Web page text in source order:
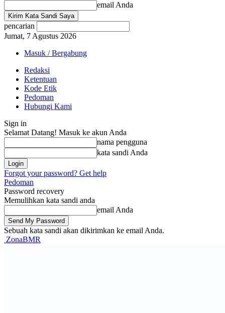
email Anda
pencarian
Jumat, 7 Agustus 2026
Masuk / Bergabung
Redaksi
Ketentuan
Kode Etik
Pedoman
Hubungi Kami
Sign in
Selamat Datang! Masuk ke akun Anda
nama pengguna
kata sandi Anda
Forgot your password? Get help
Pedoman
Password recovery
Memulihkan kata sandi anda
email Anda
Sebuah kata sandi akan dikirimkan ke email Anda.
ZonaBMR